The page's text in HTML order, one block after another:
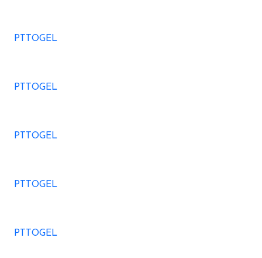
PTTOGEL
PTTOGEL
PTTOGEL
PTTOGEL
PTTOGEL